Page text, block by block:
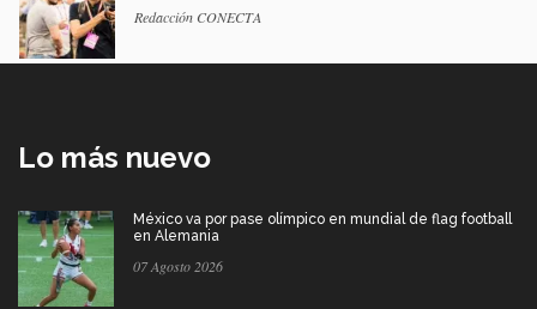
Redacción CONECTA
Lo más nuevo
México va por pase olímpico en mundial de flag football
en Alemania
07 Agosto 2026